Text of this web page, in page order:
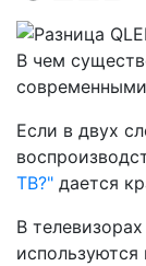
В чем
Если в двух
ТВ?" дается
В телевизорах
используются